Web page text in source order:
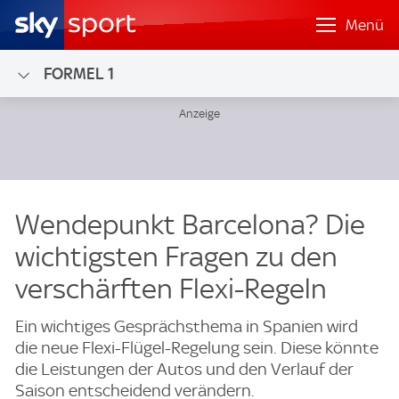
Menü
FORMEL 1
Wendepunkt Barcelona? Die
wichtigsten Fragen zu den
verschärften Flexi-Regeln
Ein wichtiges Gesprächsthema in Spanien wird
die neue Flexi-Flügel-Regelung sein. Diese könnte
die Leistungen der Autos und den Verlauf der
Saison entscheidend verändern.